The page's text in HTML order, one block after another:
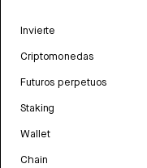
Invierte
Criptomonedas
Futuros perpetuos
Staking
Wallet
Chain